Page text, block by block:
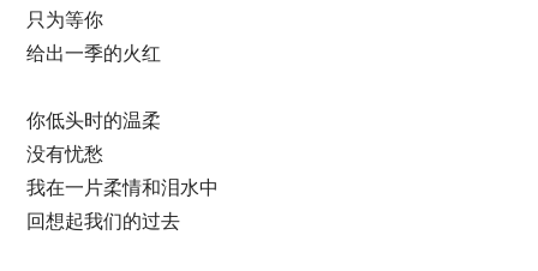
只为等你
给出一季的火红
你低头时的温柔
没有忧愁
我在一片柔情和泪水中
回想起我们的过去